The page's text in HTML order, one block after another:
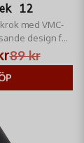
12
med VMC-
design för
89 kr